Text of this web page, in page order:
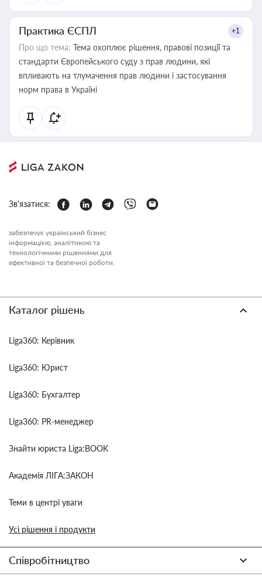
Практика ЄСПЛ +1
Про що тема: Тема охоплює рішення, правові позиції та
стандарти Європейського суду з прав людини, які
впливають на тлумачення прав людини і застосування
норм права в Україні
Зв'язатися:
забезпечує український бізнес
інформацією, аналітикою та
технологічними рішеннями для
ефективної та безпечної роботи.
Каталог рішень
Liga360: Керівник
Liga360: Юрист
Liga360: Бухгалтер
Liga360: PR-менеджер
Знайти юриста Liga:BOOK
Академія ЛІГА:ЗАКОН
Теми в центрі уваги
Усі рішення і продукти
Співробітництво